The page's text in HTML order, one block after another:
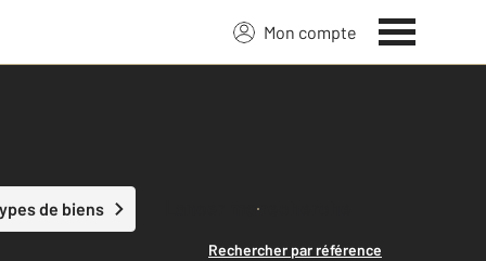
Mon compte
de biens Lancer ma recherche
Rechercher par référence